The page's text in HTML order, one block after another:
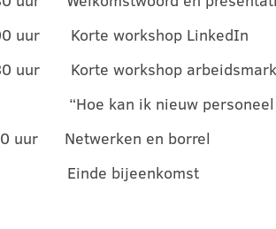
uur Korte workshop LinkedIn
uur Korte workshop
ik nieuw personeel
uur Netwerken en borrel
Einde bijeenkomst